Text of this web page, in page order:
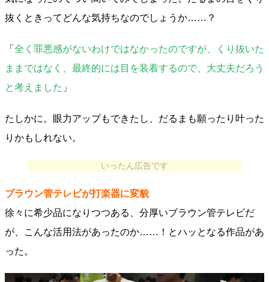
抜くときってどんな気持ちなのでしょうか……？
「 全く罪悪感がないわけではなかったのですが、くり抜いた
ままではなく、最終的には目を装着するので、大丈夫だろう
と考えました 」
たしかに。眼力アップもできたし、だるまも願ったり叶った
りかもしれない。
いったん広告です
ブラウン管テレビが打楽器に変貌
徐々に希少品になりつつある、分厚いブラウン管テレビだ
が、こんな活用法があったのか……！とハッとなる作品があ
った。